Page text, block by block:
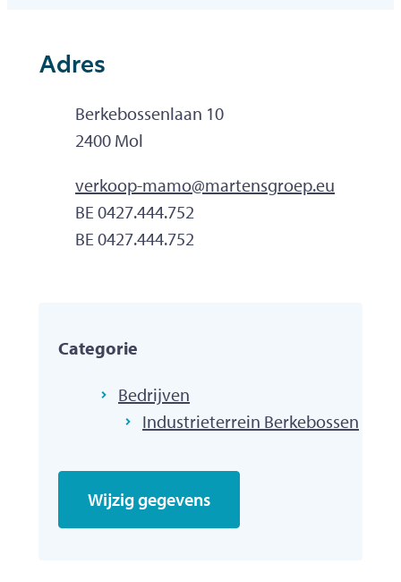
Adres
AdresBerkebossenlaan 10
,2400 Mol
E-mailadres
verkoop-mamo@martensgroep.eu
Ondernemingsnummer
BE 0427.444.752
BTW nr.BE 0427.444.752
Categorie
Bedrijven
Industrieterrein Berkebossen
Wijzig gegevens